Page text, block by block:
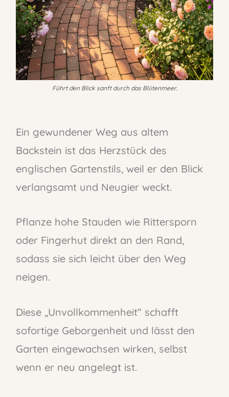
Führt den Blick sanft durch das Blütenmeer.
Ein gewundener Weg aus altem
Backstein ist das Herzstück des
englischen Gartenstils, weil er den Blick
verlangsamt und Neugier weckt.
Pflanze hohe Stauden wie Rittersporn
oder Fingerhut direkt an den Rand,
sodass sie sich leicht über den Weg
neigen.
Diese „Unvollkommenheit“ schafft
sofortige Geborgenheit und lässt den
Garten eingewachsen wirken, selbst
wenn er neu angelegt ist.